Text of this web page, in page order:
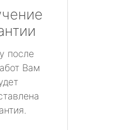
после
Вам